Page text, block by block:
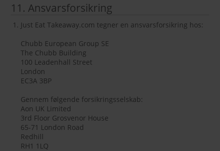
11. Ansvarsforsikring
Just Eat Takeaway.com tegner en ansvarsforsikring hos:
Chubb European Group SE
The Chubb Building
100 Leadenhall Street
London
EC3A 3BP
Gennem følgende forsikringsselskab:
Aon UK Limited
3rd Floor Grosvenor House
65-71 London Road
Redhill
RH1 1LQ